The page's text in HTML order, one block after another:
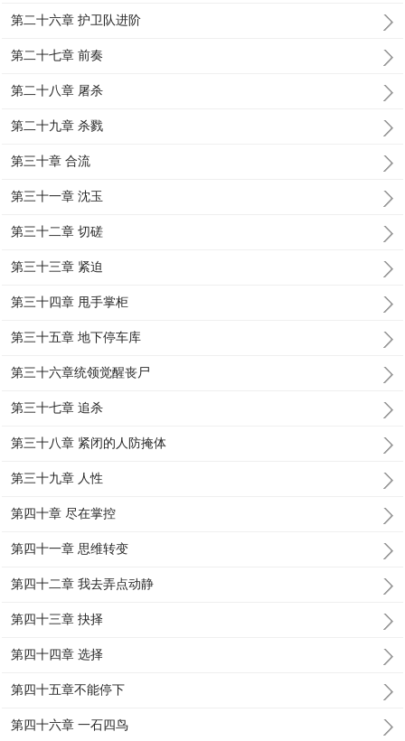
第二十六章 护卫队进阶
第二十七章 前奏
第二十八章 屠杀
第二十九章 杀戮
第三十章 合流
第三十一章 沈玉
第三十二章 切磋
第三十三章 紧迫
第三十四章 甩手掌柜
第三十五章 地下停车库
第三十六章统领觉醒丧尸
第三十七章 追杀
第三十八章 紧闭的人防掩体
第三十九章 人性
第四十章 尽在掌控
第四十一章 思维转变
第四十二章 我去弄点动静
第四十三章 抉择
第四十四章 选择
第四十五章不能停下
第四十六章 一石四鸟